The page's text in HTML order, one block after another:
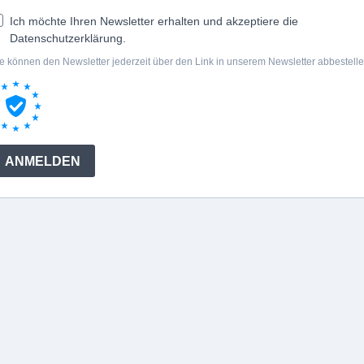
Ich möchte Ihren Newsletter erhalten und akzeptiere die
Datenschutzerklärung.
können den Newsletter jederzeit über den Link in unserem Newsletter
ANMELDEN